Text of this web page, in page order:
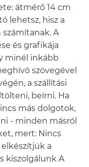
átmérő 14 cm
lehetsz, hisz a
A
és grafikája
minél inkább
szövegével
a szállítási
beírni. Ha
más dolgotok,
- minden másról
mert: Nincs
a
kiszolgálunk A